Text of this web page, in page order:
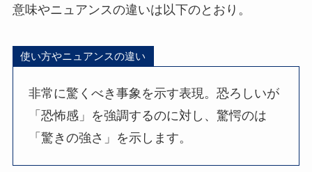
意味やニュアンスの違いは以下のとおり。
使い方やニュアンスの違い
非常に驚くべき事象を示す表現。恐ろしいが
「恐怖感」を強調するのに対し、驚愕のは
「驚きの強さ」を示します。